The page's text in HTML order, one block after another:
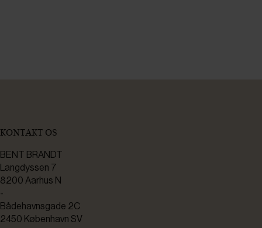
KONTAKT OS
BENT BRANDT
Langdyssen 7
8200 Aarhus N
-
Bådehavnsgade 2C
2450 København SV